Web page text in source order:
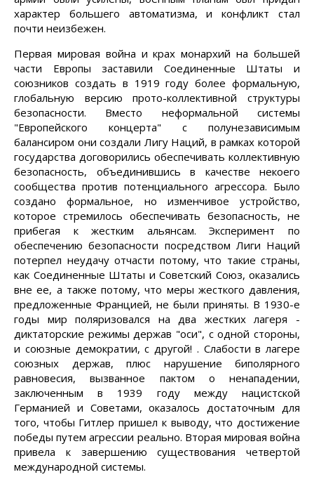
характер большего автоматизма, и конфликт стал
почти неизбежен.
Первая мировая война и крах монархий на большей
части Европы заставили Соединенные Штаты и
союзников создать в 1919 году более формальную,
глобальную версию прото-коллективной структуры
безопасности. Вместо неформальной системы
"Европейского концерта" с полунезависимым
балансиром они создали Лигу Наций, в рамках которой
государства договорились обеспечивать коллективную
безопасность, объединившись в качестве некоего
сообщества против потенциального агрессора. Было
создано формальное, но изменчивое устройство,
которое стремилось обеспечивать безопасность, не
прибегая к жестким альянсам. Эксперимент по
обеспечению безопасности посредством Лиги Наций
потерпел неудачу отчасти потому, что такие страны,
как Соединенные Штаты и Советский Союз, оказались
вне ее, а также потому, что меры жесткого давления,
предложенные Францией, не были приняты. В 1930-е
годы мир поляризовался на два жестких лагеря -
диктаторские режимы держав "оси", с одной стороны,
и союзные демократии, с другой! . Слабости в лагере
союзных держав, плюс нарушение биполярного
равновесия, вызванное пактом о ненападении,
заключенным в 1939 году между нацистской
Германией и Советами, оказалось достаточным для
того, чтобы Гитлер пришел к выводу, что достижение
победы путем агрессии реально. Вторая мировая война
привела к завершению существования четвертой
международной системы.